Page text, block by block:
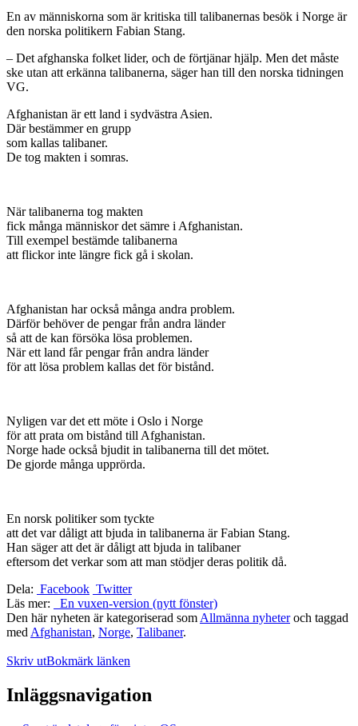
En av människorna som är kritiska till talibanernas besök i Norge är
den norska politikern Fabian Stang.
– Det afghanska folket lider, och de förtjänar hjälp. Men det måste
ske utan att erkänna talibanerna, säger han till den norska tidningen
VG.
Afghanistan är ett land i sydvästra Asien.
Där bestämmer en grupp
som kallas talibaner.
De tog makten i somras.
När talibanerna tog makten
fick många människor det sämre i Afghanistan.
Till exempel bestämde talibanerna
att flickor inte längre fick gå i skolan.
Afghanistan har också många andra problem.
Därför behöver de pengar från andra länder
så att de kan försöka lösa problemen.
När ett land får pengar från andra länder
för att lösa problem kallas det för bistånd.
Nyligen var det ett möte i Oslo i Norge
för att prata om bistånd till Afghanistan.
Norge hade också bjudit in talibanerna till det mötet.
De gjorde många upprörda.
En norsk politiker som tyckte
att det var dåligt att bjuda in talibanerna är Fabian Stang.
Han säger att det är dåligt att bjuda in talibaner
eftersom det verkar som att man stödjer deras politik då.
Dela: Facebook Twitter
Läs mer:
En vuxen-version (nytt fönster)
Den här nyheten är kategoriserad som Allmänna nyheteroch taggad
med Afghanistan, Norge, Talibaner.
Skriv utBokmärk länken
Inläggsnavigation